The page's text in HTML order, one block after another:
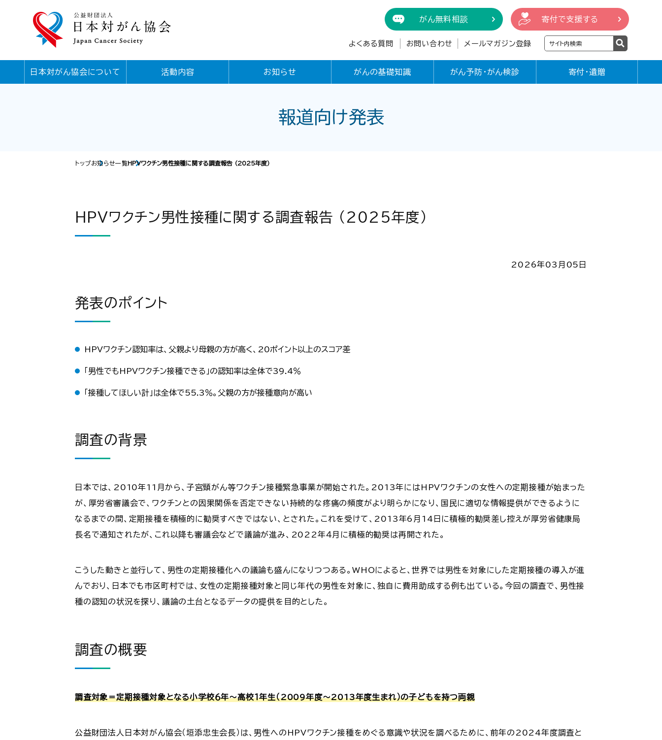
がん無料相談 寄付で支援する
よくある質問 お問い合わせ メールマガジン登録
日本対がん協会について 活動内容 お知らせ がんの基礎知識 がん予防・がん検診 寄付・遺贈
報道向け発表
トップお知らせ一覧HPVワクチン男性接種に関する調査報告 （2025年度）
HPVワクチン男性接種に関する調査報告 （2025年度）
2026年03月05日
発表のポイント
HPVワクチン認知率は、父親より母親の方が高く、20ポイント以上のスコア差
「男性でもHPVワクチン接種できる」の認知率は全体で39.4％
「接種してほしい計」は全体で55.3％。父親の方が接種意向が高い
調査の背景
日本では、2010年11月から、子宮頸がん等ワクチン接種緊急事業が開始された。2013年にはHPVワクチンの女性への定期接種が始まった
が、厚労省審議会で、ワクチンとの因果関係を否定できない持続的な疼痛の頻度がより明らかになり、国民に適切な情報提供ができるように
なるまでの間、定期接種を積極的に勧奨すべきではない、とされた。これを受けて、2013年6月14日に積極的勧奨差し控えが厚労省健康局
長名で通知されたが、これ以降も審議会などで議論が進み、2022年４月に積極的勧奨は再開された。
こうした動きと並行して、男性の定期接種化への議論も盛んになりつつある。WHOによると、世界では男性を対象にした定期接種の導入が進
んでおり、日本でも市区町村では、女性の定期接種対象と同じ年代の男性を対象に、独自に費用助成する例も出ている。今回の調査で、男性接
種の認知の状況を探り、議論の土台となるデータの提供を目的とした。
調査の概要
調査対象＝定期接種対象となる小学校６年～高校１年生（2009年度～2013年度生まれ）の子どもを持つ両親
公益財団法人日本対がん協会（垣添忠生会長）は、男性へのHPVワクチン接種をめぐる意識や状況を調べるために、前年の2024年度調査と